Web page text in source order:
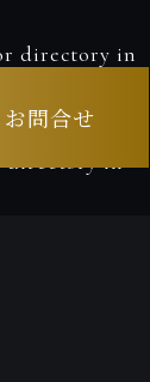
directory in
directory in
問合せ